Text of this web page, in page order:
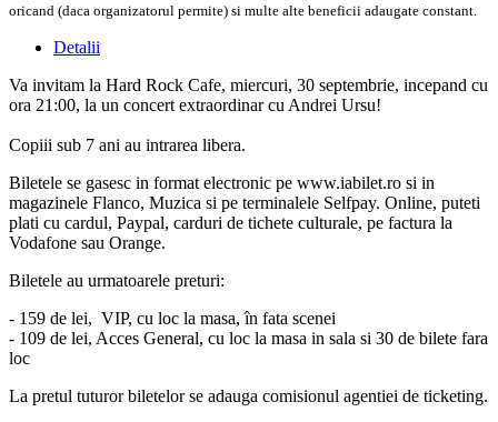
oricand (daca organizatorul permite) si multe alte beneficii adaugate constant.
Detalii
Va invitam la Hard Rock Cafe, miercuri, 30 septembrie, incepand cu
ora 21:00, la un concert extraordinar cu Andrei Ursu!
Copiii sub 7 ani au intrarea libera.
Biletele se gasesc in format electronic pe www.iabilet.ro si in
magazinele Flanco, Muzica si pe terminalele Selfpay. Online, puteti
plati cu cardul, Paypal, carduri de tichete culturale, pe factura la
Vodafone sau Orange.
Biletele au urmatoarele preturi:
- 159 de lei, VIP, cu loc la masa, în fata scenei
- 109 de lei, Acces General, cu loc la masa in sala si 30 de bilete fara
loc
La pretul tuturor biletelor se adauga comisionul agentiei de ticketing.